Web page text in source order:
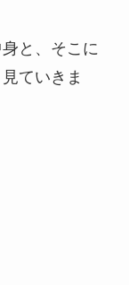
と、そこに
ていきま